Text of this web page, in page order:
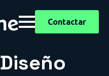
Contactar
Diseño